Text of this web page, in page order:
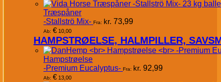
Træspåner
-Stallströ Mix- Fra: kr. 73,99
Ab: € 10,00
HAMPSTRØELSE, HALMPILLER,
Hampstrøelse
-Premium Eucalyptus- Fra: kr. 92,99
Ab: € 13,00